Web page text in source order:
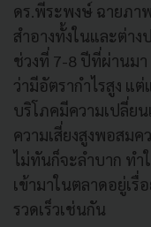
ดร.พีระพงษ์ ฉายภา
สำอางทั้งในและต่าง
ช่วงที่ 7-8 ปีที่ผ่านม
ว่ามีอัตรากำไรสูง แ
บริโภคมีความเปลี่ย
ความเสี่ยงสูงพอสม
ไม่ทันก็จะลำบาก ท
เข้ามาในตลาดอยู่เ
รวดเร็วเช่นกัน